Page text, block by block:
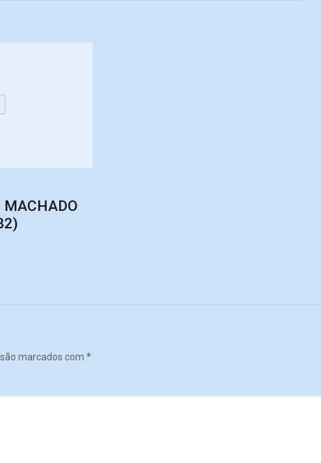
MACHADO
marcados com *